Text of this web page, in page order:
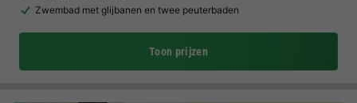
Zwembad met glijbanen en twee peuterbaden
Toon prijzen